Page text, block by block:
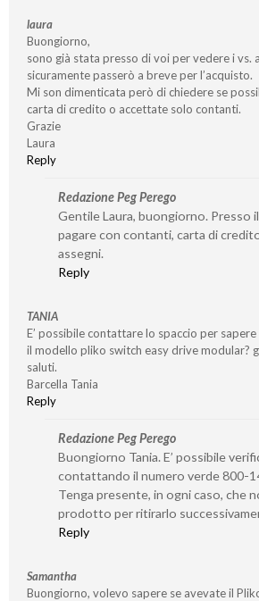
laura
Buongiorno,
sono già stata presso di voi per vedere i vs.
sicuramente passerò a breve per l’acquisto.
Mi son dimenticata però di chiedere se
carta di credito o accettate solo contanti.
Grazie
Laura
Reply
Redazione Peg Perego
Gentile Laura, buongiorno. Presso
pagare con contanti, carta di
assegni.
Reply
TANIA
E’ possibile contattare lo spaccio per
il modello pliko switch easy drive modular?
saluti.
Barcella Tania
Reply
Redazione Peg Perego
Buongiorno Tania. E’ possibile
contattando il numero verde 800-
Tenga presente, in ogni caso, che
prodotto per ritirarlo
Reply
Samantha
Buongiorno, volevo sapere se avevate il